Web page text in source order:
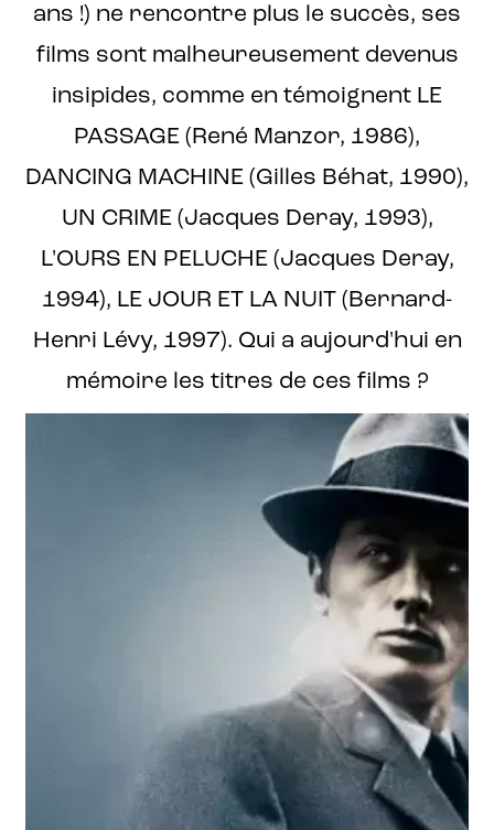
ans !) ne rencontre plus le succès, ses
films sont malheureusement devenus
insipides, comme en témoignent LE
PASSAGE (René Manzor, 1986),
DANCING MACHINE (Gilles Béhat, 1990),
UN CRIME (Jacques Deray, 1993),
L'OURS EN PELUCHE (Jacques Deray,
1994), LE JOUR ET LA NUIT (Bernard-
Henri Lévy, 1997). Qui a aujourd'hui en
mémoire les titres de ces films ?